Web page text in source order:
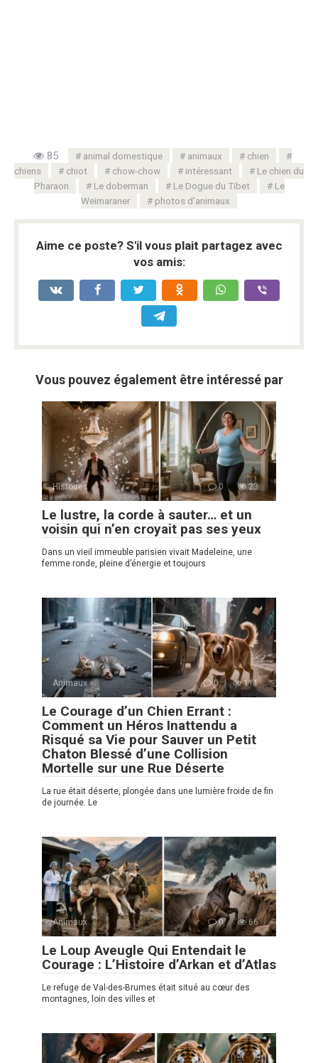
85 animal domestique animaux
chien
chiens
chiot chow-chow intéressant
Le chien du
Pharaon
Le doberman Le Dogue du Tibet
Le
Weimaraner
photos d'animaux
Aime ce poste? S'il vous plait partagez avec
vos amis:
Vous pouvez également être intéressé par
Histoires 0 23
Le lustre, la corde à sauter… et un
voisin qui n’en croyait pas ses yeux
Dans un vieil immeuble parisien vivait Madeleine, une
femme ronde, pleine d’énergie et toujours
Animaux 0 111
Le Courage d’un Chien Errant :
Comment un Héros Inattendu a
Risqué sa Vie pour Sauver un Petit
Chaton Blessé d’une Collision
Mortelle sur une Rue Déserte
La rue était déserte, plongée dans une lumière froide de fin
de journée. Le
Animaux 0 66
Le Loup Aveugle Qui Entendait le
Courage : L’Histoire d’Arkan et d’Atlas
Le refuge de Val-des-Brumes était situé au cœur des
montagnes, loin des villes et